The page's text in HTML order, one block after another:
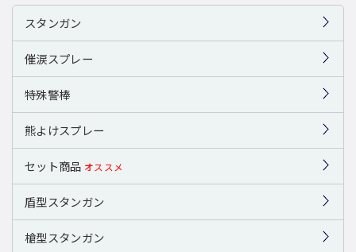
スタンガン
催涙スプレー
特殊警棒
熊よけスプレー
セット商品 オススメ
盾型スタンガン
槍型スタンガン